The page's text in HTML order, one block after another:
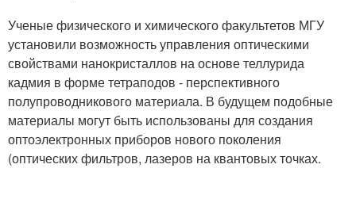
Ученые физического и химического факультетов МГУ
установили возможность управления оптическими
свойствами нанокристаллов на основе теллурида
кадмия в форме тетраподов - перспективного
полупроводникового материала. В будущем подобные
материалы могут быть использованы для создания
оптоэлектронных приборов нового поколения
(оптических фильтров, лазеров на квантовых точках.